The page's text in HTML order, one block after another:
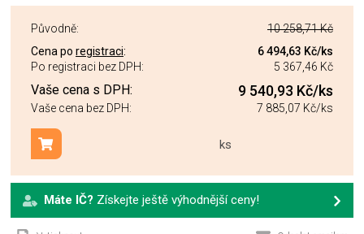
Původně:
10 258,71 Kč
Cena po registraci: 6 494,63 Kč/ks
Po registraci bez DPH:
5 367,46 Kč
Vaše cena s DPH: 9 540,93 Kč/ks
Vaše cena bez DPH: 7 885,07 Kč/ks
ks
Přidat do košíku
Máte IČ? Získejte ještě výhodnější ceny!